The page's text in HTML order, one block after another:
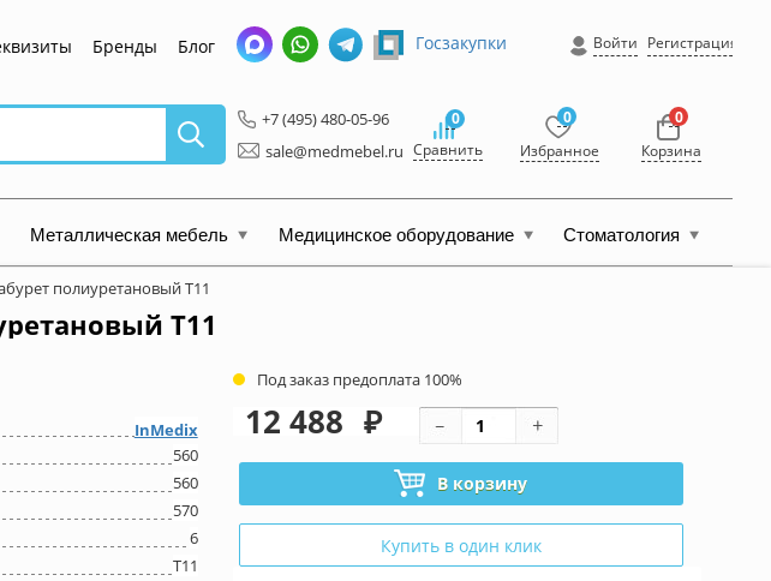
Бренды Блог Госзакупки Войти Регистрация
+7 (495) 480-05-96
sale@medmebel.ru
0
Сравнить
0
Избранное
0
Корзина
Металлическая мебель Медицинское оборудование Стоматология
полиуретановый Т11
Т11
InMedix
560
560
570
6
Т11
Под заказ предоплата 100%
12 488 ₽
В корзину
Купить в один клик